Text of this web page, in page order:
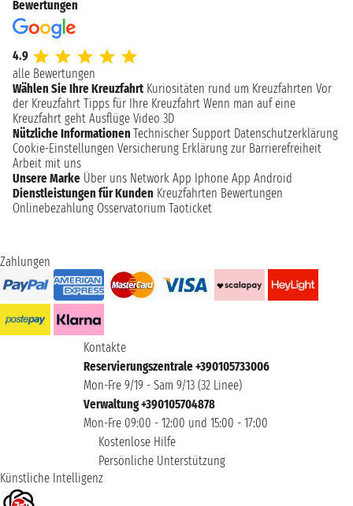
Bewertungen
4.9
alle Bewertungen
Wählen Sie Ihre Kreuzfahrt Kuriositäten rund um Kreuzfahrten Vor
der Kreuzfahrt Tipps für Ihre Kreuzfahrt Wenn man auf eine
Kreuzfahrt geht Ausflüge Video 3D
Nützliche Informationen Technischer Support Datenschutzerklärung
Cookie-Einstellungen Versicherung Erklärung zur Barrierefreiheit
Arbeit mit uns
Unsere Marke Über uns Network App Iphone App Android
Dienstleistungen für Kunden Kreuzfahrten Bewertungen
Onlinebezahlung Osservatorium Taoticket
Zahlungen
Kontakte
Reservierungszentrale +390105733006
Mon-Fre 9/19 - Sam 9/13 (32 Linee)
Verwaltung +390105704878
Mon-Fre 09:00 - 12:00 und 15:00 - 17:00
Kostenlose Hilfe
Persönliche Unterstützung
Künstliche Intelligenz